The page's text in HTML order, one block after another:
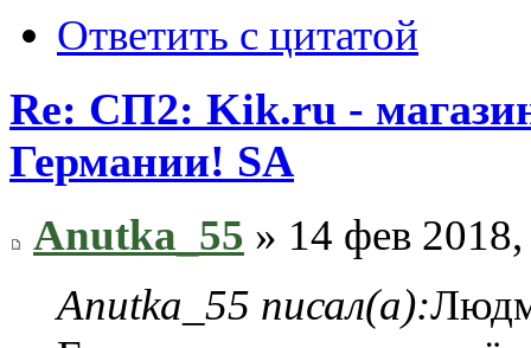
Ответить с цитатой
Re: СП2: Kik.ru -
Германии! SA
Anutka_55 » 14 фев
Anutka_55 писал(а):